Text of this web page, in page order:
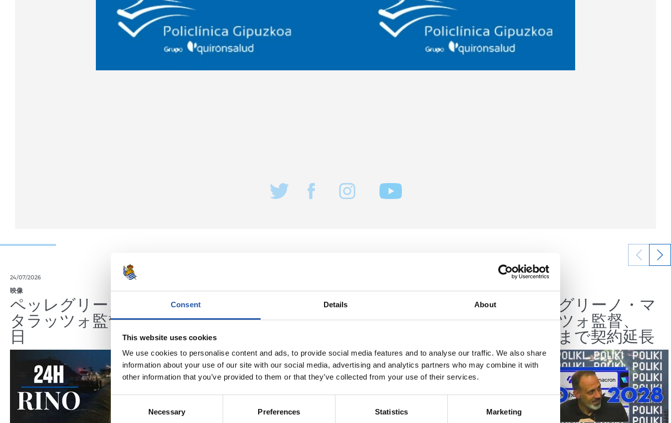
Consent Details About
This website uses cookies
We use cookies to personalise content and ads, to provide social media features and to analyse our traffic. We also share
information about your use of our site with our social media, advertising and analytics partners who may combine it with
other information that you’ve provided to them or that they’ve collected from your use of their services.
Necessary Preferences Statistics Marketing
24/07/2026
映像
ペッレグリーノ・マ
タラッツォ監督の一
日
公式発表
ジョン・マルティ
ン、2032年まで契約
延長
公式発表
「この先に待つもの
をとても楽しみにし
07/07/2026
公式発表
ペッレグリーノ・マ
タラッツォ監督、
2028年まで契約延長